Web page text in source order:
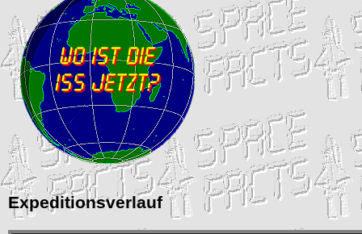
Expeditionsverlauf